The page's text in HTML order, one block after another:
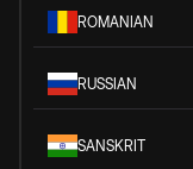
ROMANIAN
RUSSIAN
SANSKRIT